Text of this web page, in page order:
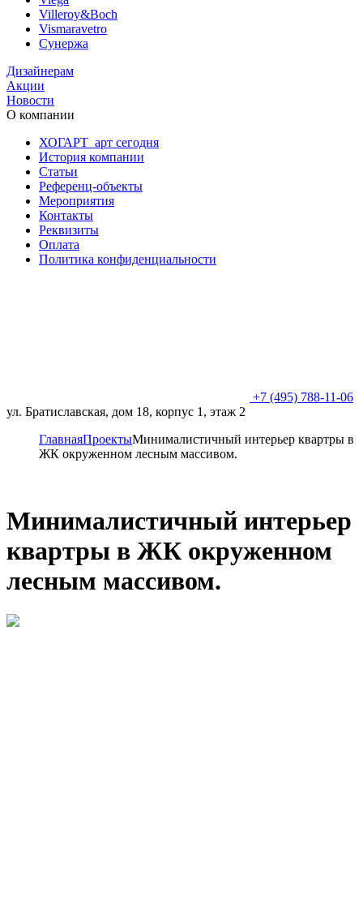
Villeroy&Boch
Vismaravetro
Сунержа
Дизайнерам
Акции
Новости
О компании
ХОГАРТ_арт сегодня
История компании
Статьи
Референц-объекты
Мероприятия
Контакты
Реквизиты
Оплата
Политика конфиденциальности
+7 (495) 788-11-06
ул. Братиславская, дом 18, корпус 1, этаж 2
ГлавнаяПроектыМинималистичный интерьер квартры в
ЖК окруженном лесным массивом.
Минималистичный интерьер
квартры в ЖК окруженном
лесным массивом.